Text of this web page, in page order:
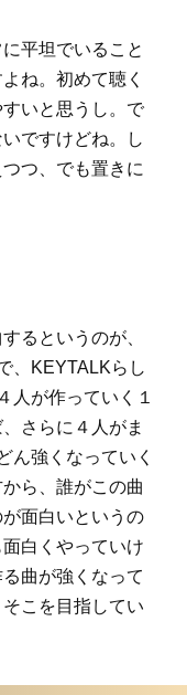
平坦でいること
ね。初めて聴く
いと思うし。で
ですけどね。し
つ、でも置きに
るというのが、
、KEYTALKらし
人が作っていく１
さらに４人がま
ん強くなっていく
ら、誰がこの曲
面白いというの
白くやっていけ
曲が強くなって
こを目指してい